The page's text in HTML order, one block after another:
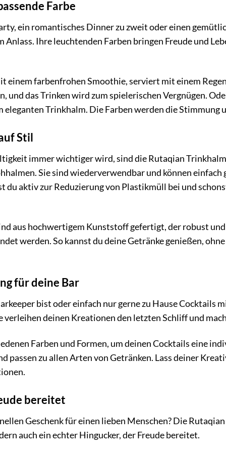
Farbe
ein romantisches Dinner zu zweit oder einen
Anlass. Ihre leuchtenden Farben bringen Freude und
einem farbenfrohen Smoothie, serviert mit einem
und das Trinken wird zum spielerischen Vergnügen.
Trinkhalm. Die Farben werden die
Stil
immer wichtiger wird, sind die Rutaqian
Sie sind wiederverwendbar und können einfach
du aktiv zur Reduzierung von Plastikmüll bei und
aus hochwertigem Kunststoff gefertigt, der robust
werden. So kannst du deine Getränke genießen,
für deine Bar
bist oder einfach nur gerne zu Hause Cocktails
verleihen deinen Kreationen den letzten Schliff und
Farben und Formen, um deinen Cocktails eine
passen zu allen Arten von Getränken. Lass deiner
bereitet
Geschenk für einen lieben Menschen? Die
auch ein echter Hingucker, der Freude bereitet.